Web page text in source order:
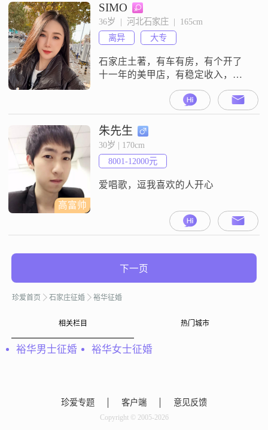
SIMO
36岁  |  河北石家庄  |  165cm
离异
大专
石家庄土著，有车有房，有个开了
十一年的美甲店，有稳定收入，爱
臭美，爱吃美食，爱旅游，离婚，
有俩儿子，跟着男方，180以下勿
扰！
高富帅
朱先生
30岁 | 170cm
8001-12000元
爱唱歌，逗我喜欢的人开心
下一页
珍爱首页 石家庄征婚 裕华征婚
相关栏目 热门城市
裕华男士征婚 裕华女士征婚
珍爱专题 客户端 意见反馈
Copyright © 2005-2026